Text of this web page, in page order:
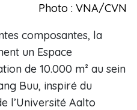
Photo : VNA/CVN
composantes, la
un Espace
de 10.000 m² au sein
Buu, inspiré du
l’Université Aalto